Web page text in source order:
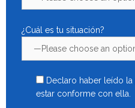
¿Cuál es tu situación?
Declaro haber leído la
estar conforme con ella.